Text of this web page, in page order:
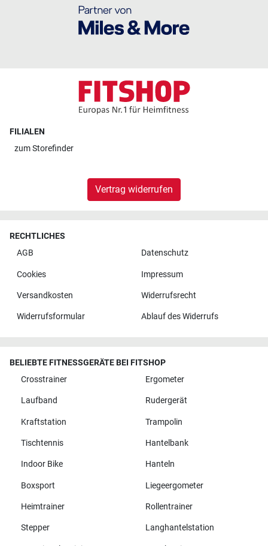
FILIALEN
zumStorefinder
Vertrag widerrufen
RECHTLICHES
AGB
Datenschutz
Cookies Impressum
Versandkosten Widerrufsrecht
Widerrufsformular Ablauf des Widerrufs
BELIEBTE FITNESSGERÄTE BEI FITSHOP
Crosstrainer
Ergometer
Laufband Rudergerät
Kraftstation Trampolin
Tischtennis Hantelbank
Indoor Bike Hanteln
Boxsport Liegeergometer
Heimtrainer Rollentrainer
Stepper Langhantelstation